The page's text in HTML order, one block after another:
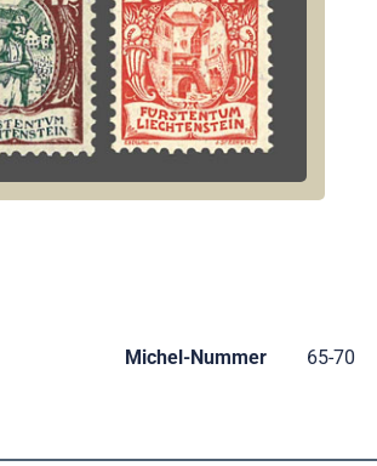
Michel-Nummer
65-70